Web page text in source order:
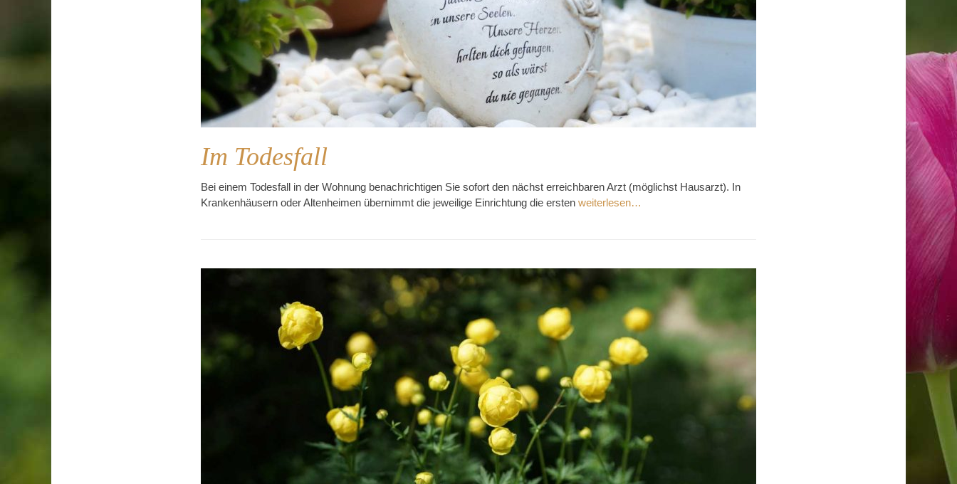
Im Todesfall
Bei einem Todesfall in der Wohnung benachrichtigen Sie sofort den nächst erreichbaren Arzt (möglichst Hausarzt). In
Krankenhäusern oder Altenheimen übernimmt die jeweilige Einrichtung die ersten weiterlesen…